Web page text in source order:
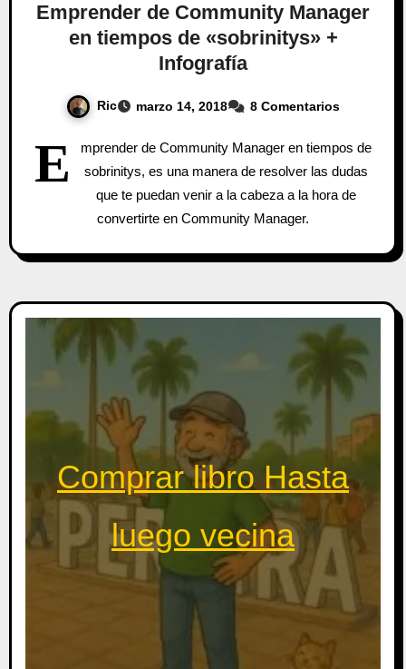
Emprender de Community Manager
en tiempos de «sobrinitys» +
Infografía
Ric marzo 14, 2018 8 Comentarios
E
mprender de Community Manager en tiempos de
sobrinitys, es una manera de resolver las dudas
que te puedan venir a la cabeza a la hora de
convertirte en Community Manager.
Comprar libro Hasta
luego vecina